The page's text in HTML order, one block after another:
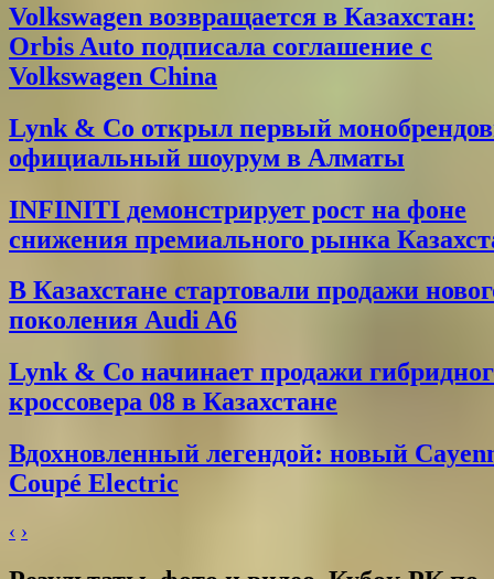
Volkswagen возвращается в Казахстан:
Orbis Auto подписала соглашение с
Volkswagen China
Lynk & Co открыл первый
официальный шоурум в Алматы
INFINITI демонстрирует рост на фоне
снижения премиального рынка
В Казахстане стартовали продажи
поколения Audi A6
Lynk & Co начинает продажи
кроссовера 08 в Казахстане
Вдохновленный легендой: новый
Coupé Electric
‹ ›